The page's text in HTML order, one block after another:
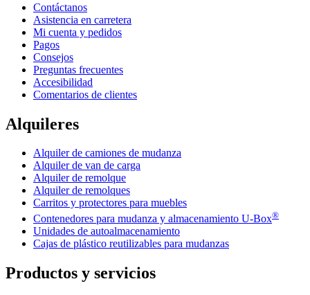
Contáctanos
Asistencia en carretera
Mi cuenta y pedidos
Pagos
Consejos
Preguntas frecuentes
Accesibilidad
Comentarios de clientes
Alquileres
Alquiler de camiones de mudanza
Alquiler de van de carga
Alquiler de remolque
Alquiler de remolques
Carritos y protectores para muebles
Contenedores para mudanza y almacenamiento U-Box®
Unidades de autoalmacenamiento
Cajas de plástico reutilizables para mudanzas
Productos y servicios